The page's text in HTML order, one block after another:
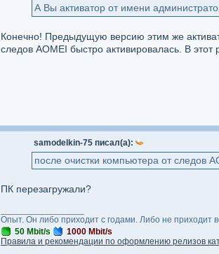
А Вы активатор от имени
Конечно! Предыдущую версию этим же
следов AOMEI быстро активировалась. В этот
samodelkin-75 писал(а):
после очистки компьютера от следов
ПК перезагружали?
Опыт. Он либо приходит с годами. Либо не приходит
50 Mbit/s
1000 Mbit/s
Правила и рекомендации по оформлению релизов